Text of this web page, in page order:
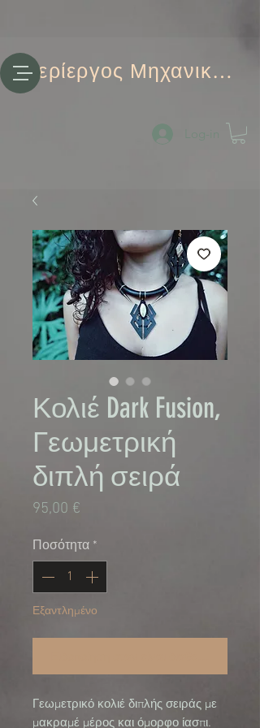
Περίεργος Μηχανικός
Log-in
Κολιέ Dark Fusion,
Γεωμετρική
διπλή σειρά
95,00 €
Ποσότητα *
Εξαντλημένο
Γεωμετρικό κολιέ διπλής σειράς με
μακραμέ μέρος και όμορφο ίασπι.